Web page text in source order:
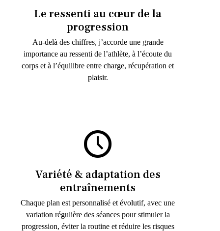
Le ressenti au cœur de la
progression
Au-delà des chiffres, j’accorde une grande
importance au ressenti de l’athlète, à l’écoute du
corps et à l’équilibre entre charge, récupération et
plaisir.
Variété & adaptation des
entraînements
Chaque plan est personnalisé et évolutif, avec une
variation régulière des séances pour stimuler la
progression, éviter la routine et réduire les risques